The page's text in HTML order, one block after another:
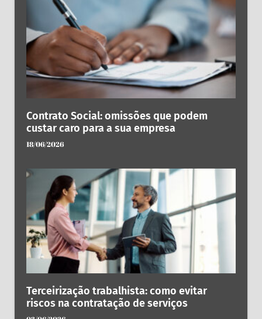
Contrato Social: omissões que podem
custar caro para a sua empresa
18/06/2026
Terceirização trabalhista: como evitar
riscos na contratação de serviços